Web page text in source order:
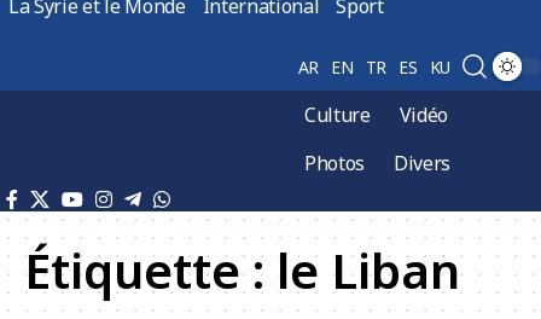
La Syrie et le Monde International Sport
AR EN TR ES KU
Culture
Vidéo
Photos
Divers
Étiquette : le Liban